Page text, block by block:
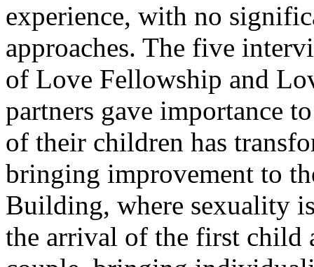
experience, with no
approaches. The five
of Love Fellowship and
partners gave importance
of their children has
bringing improvement to
Building, where sexuality
the arrival of the first child